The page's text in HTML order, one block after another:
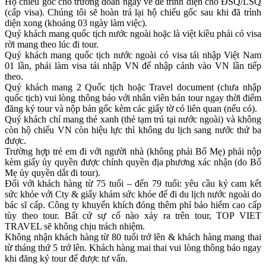
(cấp visa). Chúng tôi sẽ hoàn trả lại hộ chiếu gốc sau khi đã trình
diện xong (khoảng 03 ngày làm việc).
Quý khách mang quốc tịch nước ngoài hoặc là việt kiều phải có visa
rời mang theo lúc đi tour.
Quý khách mang quốc tịch nước ngoài có visa tái nhập Việt Nam
01 lần, phải làm visa tái nhập VN để nhập cảnh vào VN lần tiếp
theo.
Quý khách mang 2 Quốc tịch hoặc Travel document (chưa nhập
quốc tịch) vui lòng thông báo với nhân viên bán tour ngay thời điểm
đăng ký tour và nộp bản gốc kèm các giấy tờ có liên quan (nếu có).
Quý khách chỉ mang thẻ xanh (thẻ tạm trú tại nước ngoài) và không
còn hộ chiếu VN còn hiệu lực thì không du lịch sang nước thứ ba
được.
Trường hợp trẻ em đi với người nhà (không phải Bố Mẹ) phải nộp
kèm giấy ủy quyền được chính quyền địa phương xác nhận (do Bố
Mẹ ủy quyền dắt đi tour).
Đối với khách hàng từ 75 tuổi – đến 79 tuổi: yêu cầu ký cam kết
sức khỏe với Cty & giấy khám sức khỏe để đi du lịch nước ngoài do
bác sĩ cấp. Công ty khuyến khích đóng thêm phí bảo hiểm cao cấp
tùy theo tour. Bất cứ sự cố nào xảy ra trên tour, TOP VIET
TRAVEL sẽ không chịu trách nhiệm.
Không nhận khách hàng từ 80 tuổi trở lên & khách hàng mang thai
từ tháng thứ 5 trở lên. Khách hàng mai thai vui lòng thông báo ngay
khi đăng ký tour để được tư vấn.